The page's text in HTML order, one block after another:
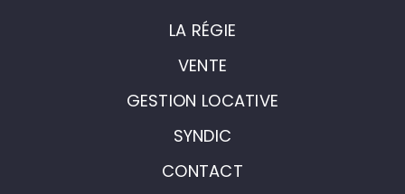
LA RÉGIE
VENTE
GESTION LOCATIVE
SYNDIC
CONTACT